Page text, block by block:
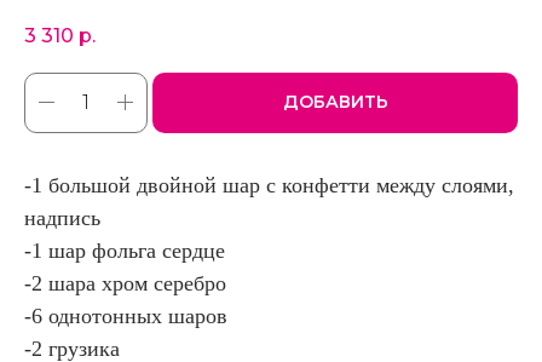
3 310 р.
ДОБАВИТЬ
-1 большой двойной шар с конфетти между слоями,
надпись
-1 шар фольга сердце
-2 шара хром серебро
-6 однотонных шаров
-2 грузика